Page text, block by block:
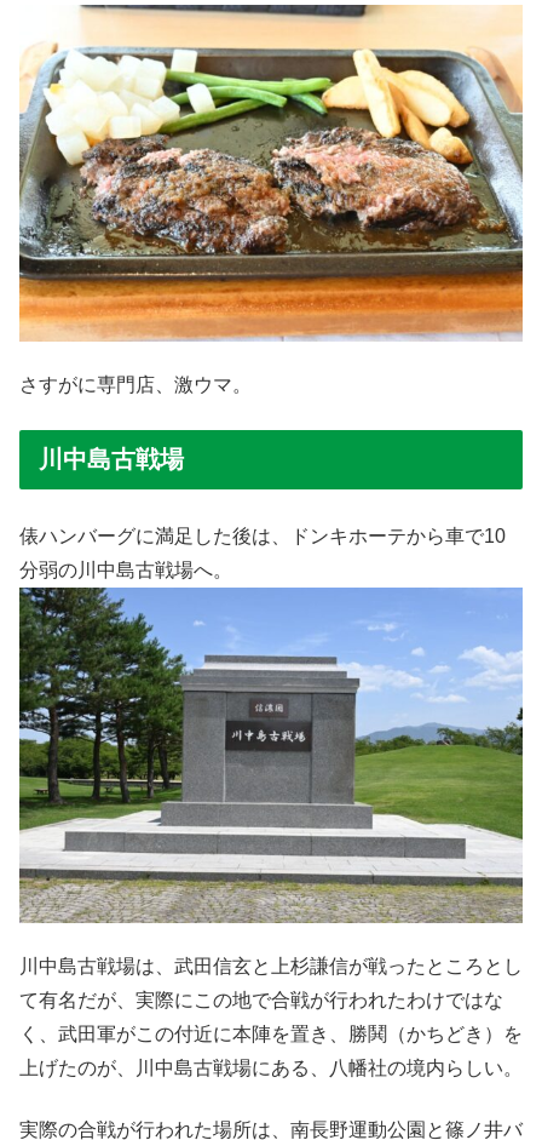
さすがに専門店、激ウマ。
川中島古戦場
俵ハンバーグに満足した後は、ドンキホーテから車で10
分弱の川中島古戦場へ。
川中島古戦場は、武田信玄と上杉謙信が戦ったところとし
て有名だが、実際にこの地で合戦が行われたわけではな
く、武田軍がこの付近に本陣を置き、勝鬨（かちどき）を
上げたのが、川中島古戦場にある、八幡社の境内らしい。
実際の合戦が行われた場所は、南長野運動公園と篠ノ井バ